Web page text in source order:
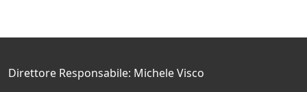
Direttore Responsabile: Michele Visco